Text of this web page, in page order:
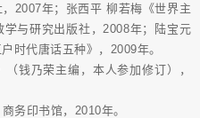
2007年；张西平 柳若梅《世界主
与研究出版社，2008年；陆宝元
代唐话五种》，2009年。
（钱乃荣主编，本人参加修订），
务印书馆，2010年。